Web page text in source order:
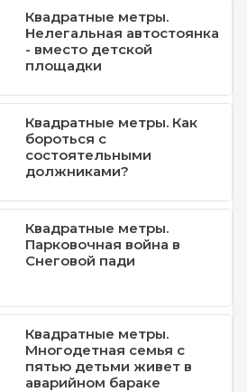
Квадратные метры.
Нелегальная автостоянка
- вместо детской
площадки
Квадратные метры. Как
бороться с
состоятельными
должниками?
Квадратные метры.
Парковочная война в
Снеговой пади
Квадратные метры.
Многодетная семья с
пятью детьми живет в
аварийном бараке